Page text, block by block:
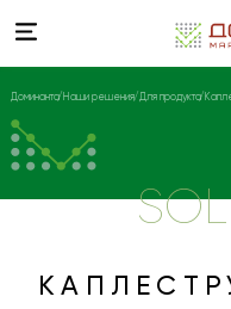
Доминанта Наши решения Для продукта